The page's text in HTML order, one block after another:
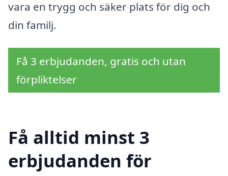
vara en trygg och säker plats för dig och
din familj.
Få 3 erbjudanden, gratis och utan
förpliktelser
Få alltid minst 3
erbjudanden för